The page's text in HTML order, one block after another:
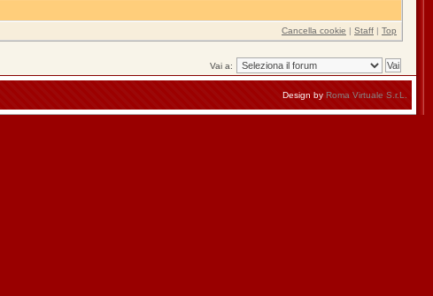
Cancella cookie | Staff | Top
Vai a:
Design by Roma Virtuale S.r.L.